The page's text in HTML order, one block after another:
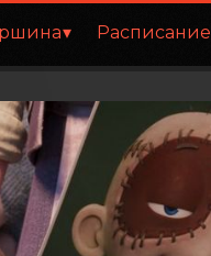
Расписание